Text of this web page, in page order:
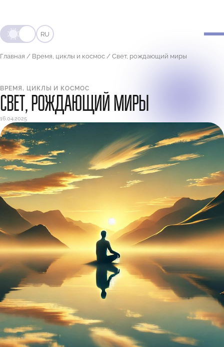
RU
Главная / Время, циклы и космос / Свет, рождающий миры
ВРЕМЯ, ЦИКЛЫ И КОСМОС
СВЕТ, РОЖДАЮЩИЙ МИРЫ
16.04.2025